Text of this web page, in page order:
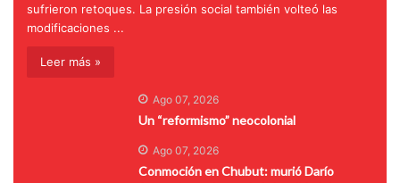
sufrieron retoques. La presión social también volteó las
modificaciones ...
Leer más »
Ago 07, 2026
Un “reformismo” neocolonial
Ago 07, 2026
Conmoción en Chubut: murió Darío